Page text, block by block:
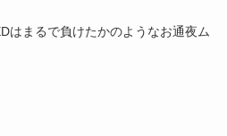
はまるで負けたかのようなお通夜ム